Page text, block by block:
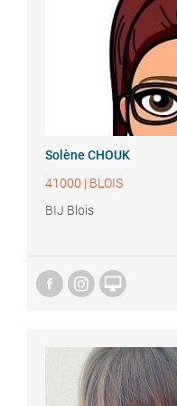
Solène CHOUK
41000 | BLOIS
BIJ Blois
